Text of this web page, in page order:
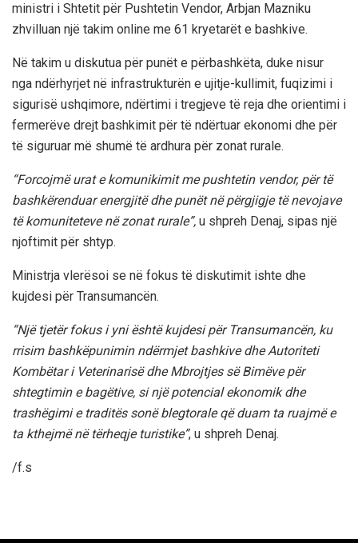
ministri i Shtetit për Pushtetin Vendor, Arbjan Mazniku
zhvilluan një takim online me 61 kryetarët e bashkive.
Në takim u diskutua për punët e përbashkëta, duke nisur
nga ndërhyrjet në infrastrukturën e ujitje-kullimit, fuqizimi i
sigurisë ushqimore, ndërtimi i tregjeve të reja dhe orientimi i
fermerëve drejt bashkimit për të ndërtuar ekonomi dhe për
të siguruar më shumë të ardhura për zonat rurale.
“Forcojmë urat e komunikimit me pushtetin vendor, për të
bashkërenduar energjitë dhe punët në përgjigje të nevojave
të komuniteteve në zonat rurale”, u shpreh Denaj, sipas një
njoftimit për shtyp.
Ministrja vlerësoi se në fokus të diskutimit ishte dhe
kujdesi për Transumancën.
“Një tjetër fokus i yni është kujdesi për Transumancën, ku
rrisim bashkëpunimin ndërmjet bashkive dhe Autoriteti
Kombëtar i Veterinarisë dhe Mbrojtjes së Bimëve për
shtegtimin e bagëtive, si një potencial ekonomik dhe
trashëgimi e traditës sonë blegtorale që duam ta ruajmë e
ta kthejmë në tërheqje turistike”, u shpreh Denaj.
/f.s